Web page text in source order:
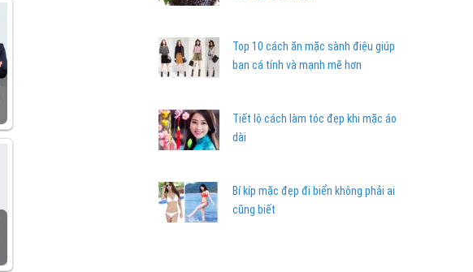
Top 10 cách ăn mặc sành điệu giúp
bạn cá tính và mạnh mẽ hơn
Tiết lộ cách làm tóc đẹp khi mặc áo
dài
Bí kíp mặc đẹp đi biển không phải ai
cũng biết